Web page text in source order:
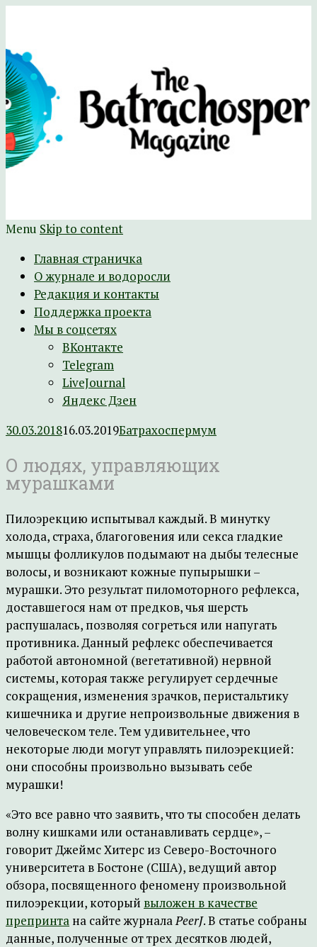
The Batrachospermum Magazine
Батрахоспермум (официальный сайт)
Menu Skip to content
Главная страничка
О журнале и водоросли
Редакция и контакты
Поддержка проекта
Мы в соцсетях
ВКонтакте
Telegram
LiveJournal
Яндекс Дзен
30.03.201816.03.2019Батрахоспермум
О людях, управляющих
мурашками
Пилоэрекцию испытывал каждый. В минутку
холода, страха, благоговения или секса гладкие
мышцы фолликулов подымают на дыбы телесные
волосы, и возникают кожные пупырышки –
мурашки. Это результат пиломоторного рефлекса,
доставшегося нам от предков, чья шерсть
распушалась, позволяя согреться или напугать
противника. Данный рефлекс обеспечивается
работой автономной (вегетативной) нервной
системы, которая также регулирует сердечные
сокращения, изменения зрачков, перистальтику
кишечника и другие непроизвольные движения в
человеческом теле. Тем удивительнее, что
некоторые люди могут управлять пилоэрекцией:
они способны произвольно вызывать себе
мурашки!
«Это все равно что заявить, что ты способен делать
волну кишками или останавливать сердце», –
говорит Джеймс Хитерс из Северо-Восточного
университета в Бостоне (США), ведущий автор
обзора, посвященного феномену произвольной
пилоэрекции, который выложен в качестве
препринта на сайте журналаPeerJ. В статье собраны
данные, полученные от трех десятков людей,